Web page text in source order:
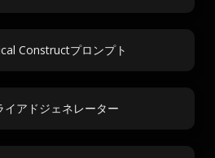
Constructプロンプト
イアドジェネレーター